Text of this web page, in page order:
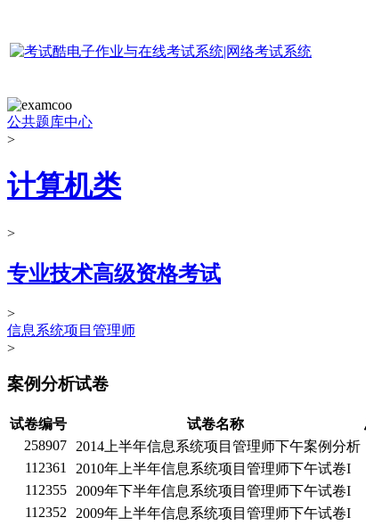
公共题库中心
>
计算机类
>
专业技术高级资格考试
>
信息系统项目管理师
>
案例分析试卷
试卷编号 试卷名称
258907
2014上半年信息系统项目管理师下午案例分析
112361
2010年上半年信息系统项目管理师下午试卷I
112355
2009年下半年信息系统项目管理师下午试卷I
112352
2009年上半年信息系统项目管理师下午试卷I